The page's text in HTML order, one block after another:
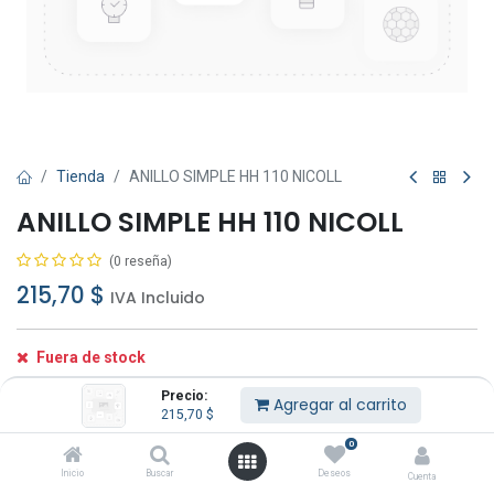
Precio:
215,70 $ Agregar al carrito
Inicio Buscar
0
Deseos Cuenta
Tienda ANILLO SIMPLE HH 110 NICOLL
ANILLO SIMPLE HH 110 NICOLL
(0 reseña)
215,70 $ IVA Incluido
Fuera de stock
Reciba una notificación cuando vuelva a estar
disponible
Guardar para más tarde